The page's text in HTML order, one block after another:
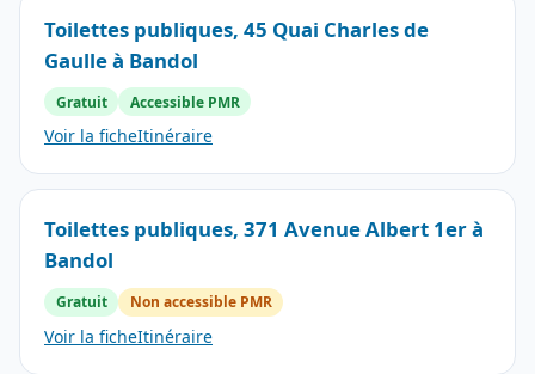
Toilettes publiques, 45 Quai Charles de
Gaulle à Bandol
Gratuit Accessible PMR
Voir la ficheItinéraire
Toilettes publiques, 371 Avenue Albert 1er à
Bandol
Gratuit Non accessible PMR
Voir la ficheItinéraire